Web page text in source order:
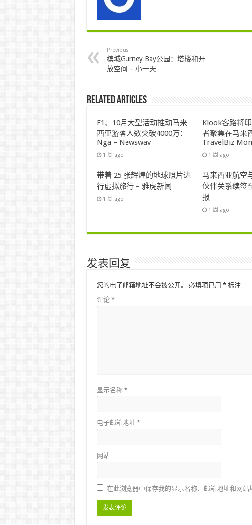
Previous
槟城Gurney Bay公园：塔楼和开
放空间 – 小一天
Related Articles
F1、10月大型活动推动马来
西亚游客人数突破4000万：
Nga – Newswav
1 周 ago
Klook客路将
者聚集在马来
TravelBiz
1 周 ago
带着 25 张辉煌的地球照片进
行虚拟旅行 – 雅虎新闻
1 周 ago
马来西亚航空
伙伴关系续签
报
1 周 ago
发表回复
您的电子邮箱地址不会被公开。 必填项已用 *标注
评论 *
显示名称 *
电子邮箱地址 *
网站
在此浏览器中保存我的显示名称、邮箱地址和网站